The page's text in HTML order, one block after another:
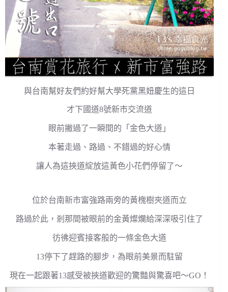
與台南幫好友們約好幫大學死黨黑妞慶生的這日
才下國道8號新市交流道
眼前撇過了一瞬間的「金色大道」
本著走過、路過、不錯過的好心情
讓人為這挾道綻放這黃色小花們停留了～
位於台南新市富強路兩旁的黃槐樹夾道而立
路過於此，剎那間被眼前的金黃燦爛給深深吸引住了
彷彿迎賓接客般的一條金色大道
13停下了趕路的腳步，為眼前美景而駐留
現在一起跟著13感受被挾道歡迎的驚豔與驚喜吧～GO！